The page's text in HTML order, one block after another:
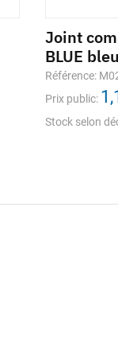
Joint
BLUE
Référence:
Prix public:
Stock selon